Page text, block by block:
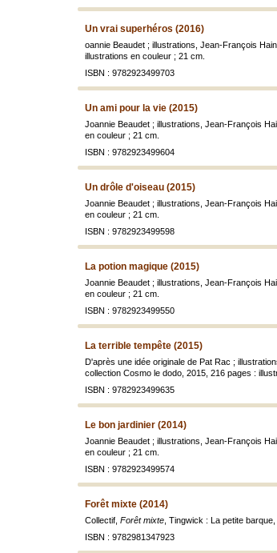
Un vrai superhéros (2016)
oannie Beaudet ; illustrations, Jean-François
illustrations en couleur ; 21 cm.
ISBN : 9782923499703
Un ami pour la vie (2015)
Joannie Beaudet ; illustrations, Jean-François
en couleur ; 21 cm.
ISBN : 9782923499604
Un drôle d'oiseau (2015)
Joannie Beaudet ; illustrations, Jean-François
en couleur ; 21 cm.
ISBN : 9782923499598
La potion magique (2015)
Joannie Beaudet ; illustrations, Jean-François
en couleur ; 21 cm.
ISBN : 9782923499550
La terrible tempête (2015)
D'après une idée originale de Pat Rac ;
collection Cosmo le dodo, 2015, 216 pages :
ISBN : 9782923499635
Le bon jardinier (2014)
Joannie Beaudet ; illustrations, Jean-François
en couleur ; 21 cm.
ISBN : 9782923499574
Forêt mixte (2014)
Collectif, Forêt mixte , Tingwick : La petite
ISBN : 9782981347923